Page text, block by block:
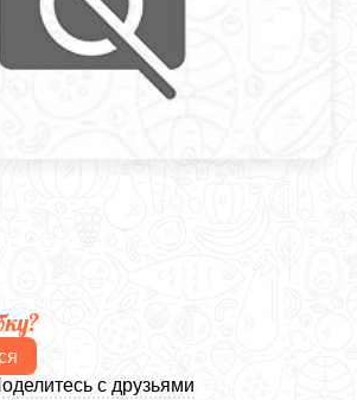
с друзьями